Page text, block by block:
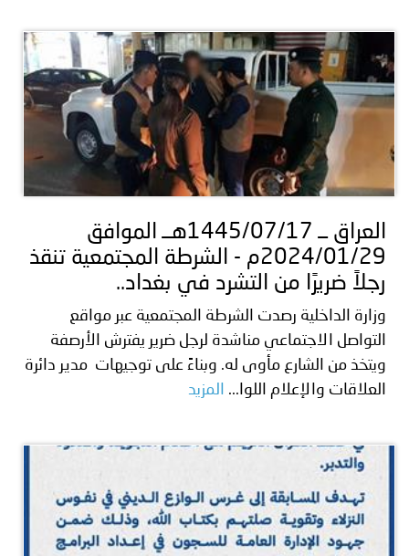
العراق ــ 1445/07/17هــ الموافق
2024/01/29م - الشرطة المجتمعية تنقذ
رجلاً ضريرًا من التشرد في بغداد..
وزارة الداخلية رصدت الشرطة المجتمعية عبر مواقع
التواصل الاجتماعي مناشدة لرجل ضرير يفترش الأرصفة
ويتخذ من الشارع مأوى له. وبناءً على توجيهات مدير دائرة
العلاقات والإعلام اللوا...
المزيد